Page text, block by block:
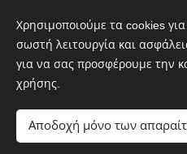
Share
Χρησιμοποιούμε τα cookies
σωστή λειτουργία και
για να σας προσφέρουμε την
χρήσης.
Αποδοχή μόνο των